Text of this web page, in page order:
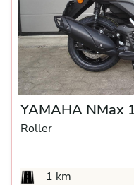
YAMAHA NMax
Roller
1 km